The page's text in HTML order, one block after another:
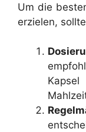
Um die
erzielen,